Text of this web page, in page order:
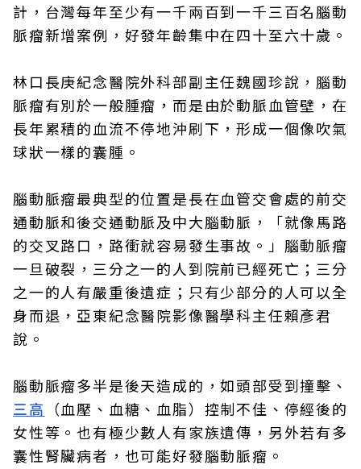
計，台灣每年至少有一千兩百到一千三百名腦動
脈瘤新增案例，好發年齡集中在四十至六十歲。
林口長庚紀念醫院外科部副主任魏國珍說，腦動
脈瘤有別於一般腫瘤，而是由於動脈血管壁，在
長年累積的血流不停地沖刷下，形成一個像吹氣
球狀一樣的囊腫。
腦動脈瘤最典型的位置是長在血管交會處的前交
通動脈和後交通動脈及中大腦動脈，「就像馬路
的交叉路口，路衝就容易發生事故。」腦動脈瘤
一旦破裂，三分之一的人到院前已經死亡；三分
之一的人有嚴重後遺症；只有少部分的人可以全
身而退，亞東紀念醫院影像醫學科主任賴彥君
說。
腦動脈瘤多半是後天造成的，如頭部受到撞擊、
三高 （血壓、血糖、血脂）控制不佳、停經後的
女性等。也有極少數人有家族遺傳，另外若有多
囊性腎臟病者，也可能好發腦動脈瘤。